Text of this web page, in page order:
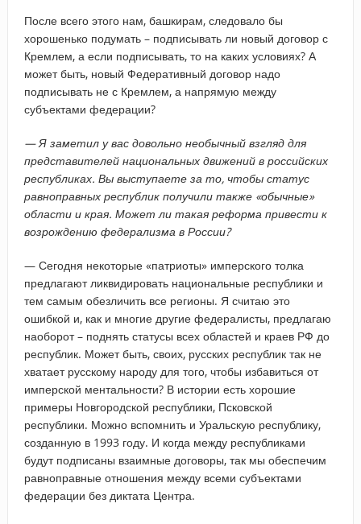
После всего этого нам, башкирам, следовало бы
хорошенько подумать – подписывать ли новый договор с
Кремлем, а если подписывать, то на каких условиях? А
может быть, новый Федеративный договор надо
подписывать не с Кремлем, а напрямую между
субъектами федерации?
— Я заметил у вас довольно необычный взгляд для
представителей национальных движений в российских
республиках. Вы выступаете за то, чтобы статус
равноправных республик получили также «обычные»
области и края. Может ли такая реформа привести к
возрождению федерализма в России?
— Сегодня некоторые «патриоты» имперского толка
предлагают ликвидировать национальные республики и
тем самым обезличить все регионы. Я считаю это
ошибкой и, как и многие другие федералисты, предлагаю
наоборот – поднять статусы всех областей и краев РФ до
республик. Может быть, своих, русских республик так не
хватает русскому народу для того, чтобы избавиться от
имперской ментальности? В истории есть хорошие
примеры Новгородской республики, Псковской
республики. Можно вспомнить и Уральскую республику,
созданную в 1993 году. И когда между республиками
будут подписаны взаимные договоры, так мы обеспечим
равноправные отношения между всеми субъектами
федерации без диктата Центра.